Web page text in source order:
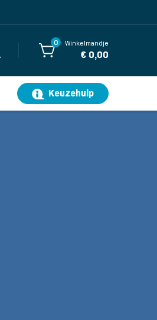
0 Winkelmandje
€ 0,00
Keuzehulp